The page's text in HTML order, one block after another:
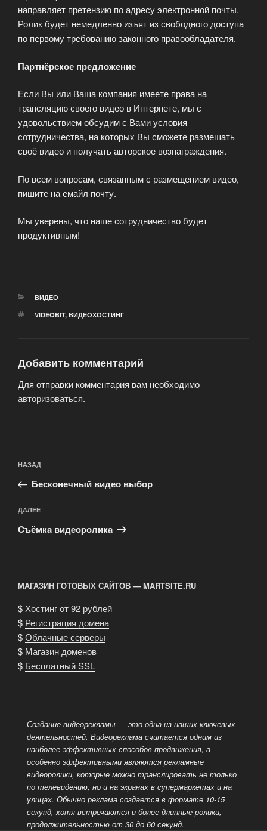
направляет претензию по адресу электронной почты.
Ролик будет немедленно изъят из свободного доступа
по первому требованию законного правообладателя.
Партнёрское предложение
Если Вы или Ваша компания имеете права на
трансляцию своего видео в Интернете, мы с
удовольствием обсудим с Вами условия
сотрудничества, на которых Вы сможете размешать
своё видео и получать авторское вознаграждения.
По всем вопросам, связанным с размещением видео,
пишите на емайл почту.
Мы уверены, что наше сотрудничество будет
продуктивным!
РУБРИКИ
ВИДЕО
МЕТКИ
VIDEOBIT, ВИДЕОХОСТИНГ
Добавить комментарий
Для отправки комментария вам необходимо
авторизоваться.
по
записям
Предыдущая
запись:
НАЗАД
Бесконечный видео выбор
Следующая
запись
ДАЛЕЕ
Cъёмкa видeopoликa
МАГАЗИН ГОТОВЫХ САЙТОВ — MARTSITE.RU
$Хостинг от 92 рублей
$ Регистрация домена
$Облачные серверы
$ Магазин доменов
$ Бесплатный SSL
Создание видеорекламы — это одна из наших ключевых
деятельностей. Видеореклама считается одним из
наиболее эффективных способов продвижения, а
особенно эффективными являются рекламные
видеоролики, которые можно транслировать не только
по телевидению, но и на экранах в супермаркетах и на
улицах. Обычно реклама создается в формате 10-15
секунд, хотя встречаются и более длинные ролики,
продолжительностью от 30 до 60 секунд.